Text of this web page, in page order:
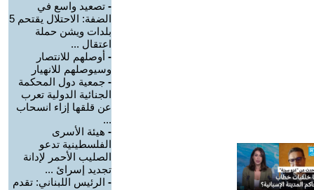
- تصعيد واسع في
الضفة: الاحتلال يقتحم 5
بلدات ويشن حملة
اعتقال ...
- أوصلهم للانتصار
وسيوصلهم للانهيار
- جمعية دول المحكمة
الجنائية الدولية تعرب
عن قلقها إزاء انسحاب
...
- هيئة الأسرى
الفلسطينية تدعو
الصليب الأحمر لإدانة
تجديد إسرائ ...
- الرئيس اللبناني: تقدم